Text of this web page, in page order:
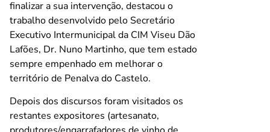
finalizar a sua intervenção, destacou o
trabalho desenvolvido pelo Secretário
Executivo Intermunicipal da CIM Viseu Dão
Lafões, Dr. Nuno Martinho, que tem estado
sempre empenhado em melhorar o
território de Penalva do Castelo.
Depois dos discursos foram visitados os
restantes expositores (artesanato,